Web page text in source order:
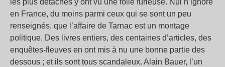
en France, du moins parmi ceux qui se sont un peu
renseignés, que l’affaire de Tarnac est un montage
politique. Des livres entiers, des centaines d’articles, des
enquêtes-fleuves en ont mis à nu une bonne partie des
dessous ; et ils sont tous scandaleux. Alain Bauer, l’un